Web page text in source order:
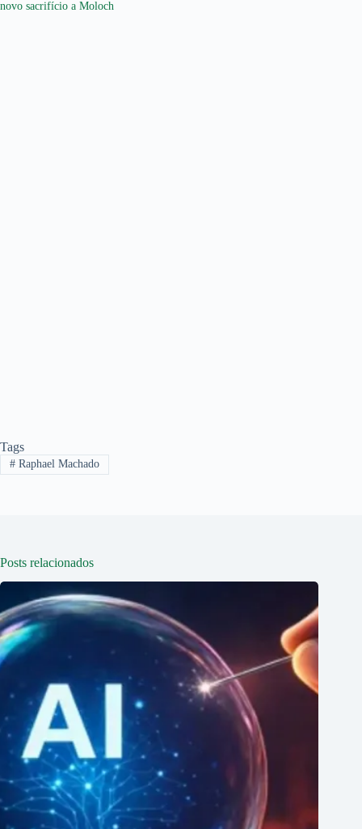
novo sacrifício a Moloch
Tags
#Raphael Machado
Posts relacionados